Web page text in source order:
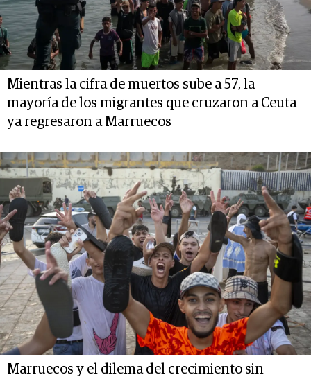
Mientras la cifra de muertos sube a 57, la
mayoría de los migrantes que cruzaron a Ceuta
ya regresaron a Marruecos
Marruecos y el dilema del crecimiento sin